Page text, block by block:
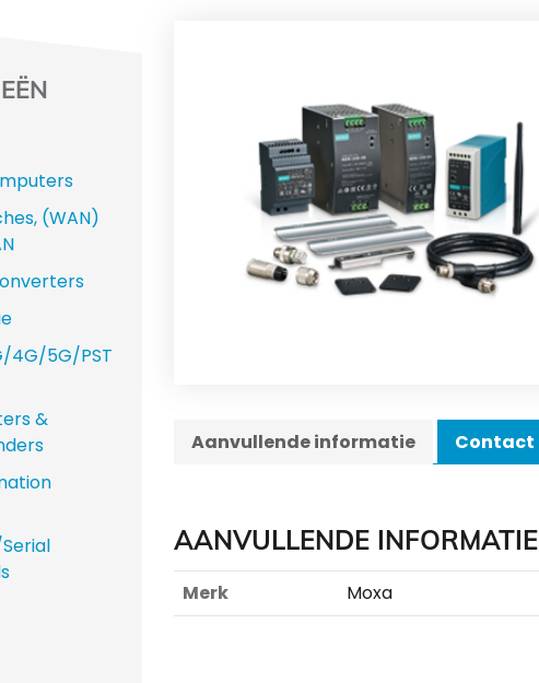
Aanvullende informatie Contact
AANVULLENDE INFORMATIE
Merk Moxa
(WAN)
4G/5G/PST
&